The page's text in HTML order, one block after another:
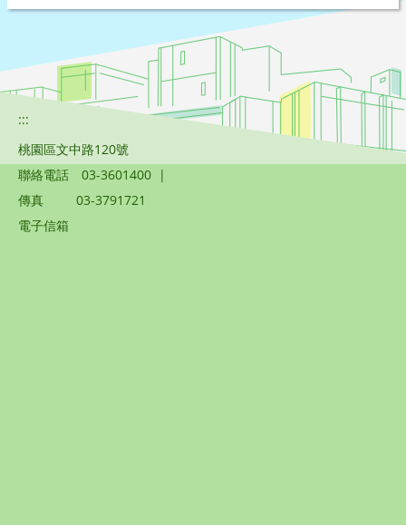
:::
桃園區文中路120號
聯絡電話
03-3601400 |
傳真
03-3791721
電子信箱